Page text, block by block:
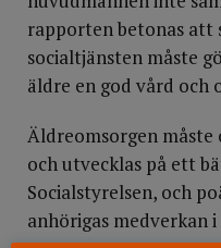
rapporten betonas att
socialtjänsten måste
äldre en god vård och
Äldreomsorgen måste
och utvecklas på ett
Socialstyrelsen, och
anhörigas medverkan i